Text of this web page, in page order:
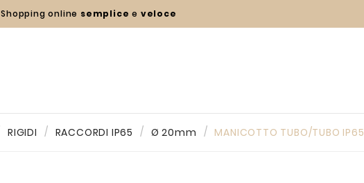
Shopping online semplice e veloce
RIGIDI RACCORDI IP65 Ø 20mm MANICOTTO TUBO/TUBO